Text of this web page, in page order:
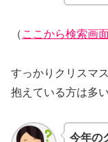
（ ここから検索画
すっかりクリスマ
抱えている方は多
今年の